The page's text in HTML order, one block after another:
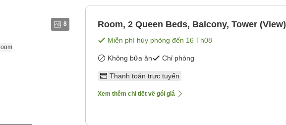
8 Room, 2 Queen Beds, Balcony, Tower (View)
Miễn phí hủy phòng đến 16 Th08
Không bữa ăn Chỉ phòng
Thanh toán trực tuyến
Xem thêm chi tiết về gói giá